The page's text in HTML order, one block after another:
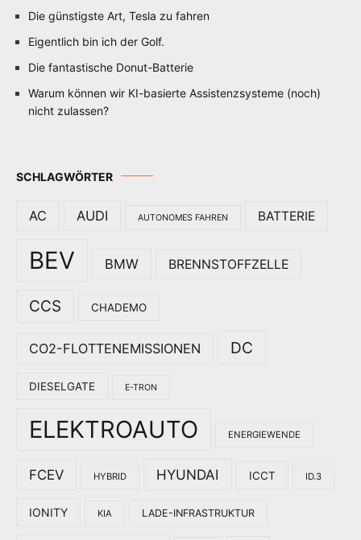
Die günstigste Art, Tesla zu fahren
Eigentlich bin ich der Golf.
Die fantastische Donut-Batterie
Warum können wir KI-basierte Assistenzsysteme (noch)
nicht zulassen?
SCHLAGWÖRTER
AC AUDI AUTONOMES FAHREN BATTERIE
BEV BMW BRENNSTOFFZELLE
CCS CHADEMO
CO2-FLOTTENEMISSIONEN DC
DIESELGATE E-TRON
ELEKTROAUTO ENERGIEWENDE
FCEV HYBRID HYUNDAI ICCT ID.3
IONITY KIA LADE-INFRASTRUKTUR